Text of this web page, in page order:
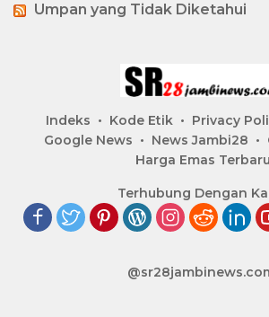
Umpan yang Tidak Diketahui
Indeks Kode Etik Privacy
Google News
News Jambi28
Harga Emas Terbaru
Terhubung Dengan